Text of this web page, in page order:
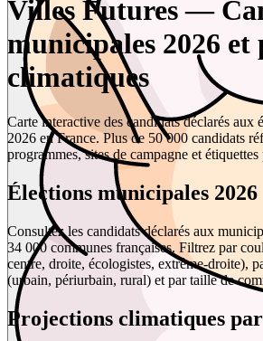
Villes Futures —
municipales 2026 et
climatiques
Carte interactive des candidats déclarés aux
2026 en France. Plus de 50 000 candidats
programmes, sites de campagne et
Élections municipales 2026
Consultez les candidats déclarés aux
34 000 communes françaises. Filtrez par
centre, droite, écologistes, extrême-droite),
(urbain, périurbain, rural) et par taille de
Projections climatiques